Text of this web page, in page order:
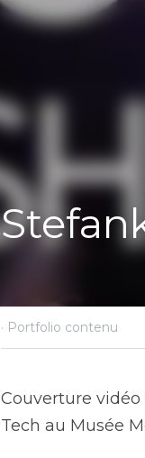
Stefanka
6 avril 2017·Portfolio
Couverture vidéo
Musée McCord.